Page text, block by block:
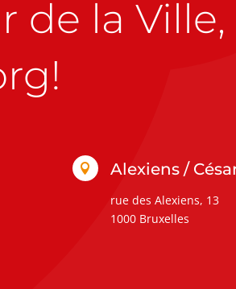
de la
 Alexiens /
rue des Alexiens, 13
1000 Bruxelles